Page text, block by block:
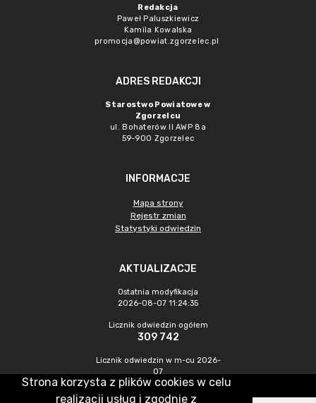
Redakcja
Paweł Paluszkiewicz
Kamila Kowalska
promocja@powiat.zgorzelec.pl
ADRES REDAKCJI
Starostwo Powiatowe w
Zgorzelcu
ul. Bohaterów II AWP 8a
59-900 Zgorzelec
INFORMACJE
Mapa strony
Rejestr zmian
Statystyki odwiedzin
AKTUALIZACJE
Ostatnia modyfikacja
2026-08-07 11:24:35
Licznik odwiedzin ogółem
309 742
Licznik odwiedzin w m-cu 2026-
07
440
Strona korzysta z plików cookies w celu
realizacji usług i zgodnie z